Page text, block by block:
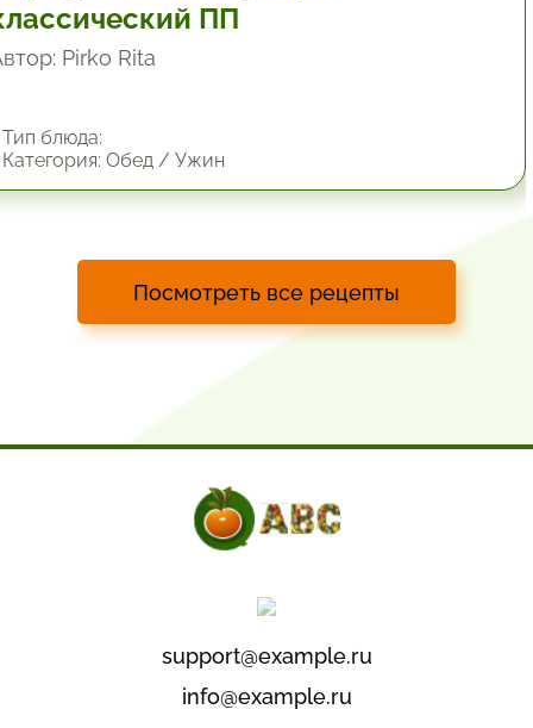
ПП
Pirko Rita
блюда:
Обед / Ужин
Посмотреть все рецепты
support@example.ru
info@example.ru